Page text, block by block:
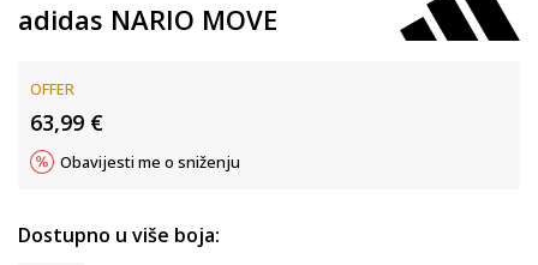
adidas NARIO MOVE
OFFER
63,99 €
Obavijesti me o sniženju
Dostupno u više boja: